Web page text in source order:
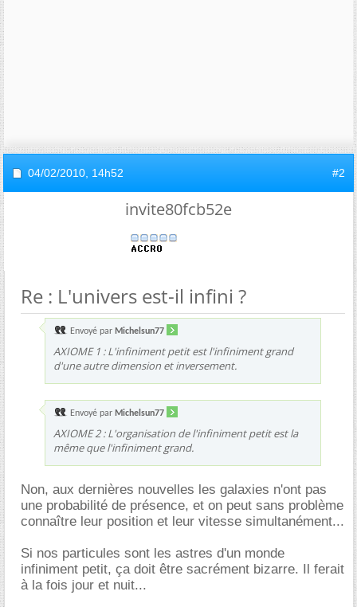
04/02/2010, 14h52 #2
invite80fcb52e
Re : L'univers est-il infini ?
Envoyé par Michelsun77
AXIOME 1 : L'infiniment petit est l'infiniment grand
d'une autre dimension et inversement.
Envoyé par Michelsun77
AXIOME 2 : L'organisation de l'infiniment petit est la
même que l'infiniment grand.
Non, aux dernières nouvelles les galaxies n'ont pas
une probabilité de présence, et on peut sans problème
connaître leur position et leur vitesse simultanément...
Si nos particules sont les astres d'un monde
infiniment petit, ça doit être sacrément bizarre. Il ferait
à la fois jour et nuit...